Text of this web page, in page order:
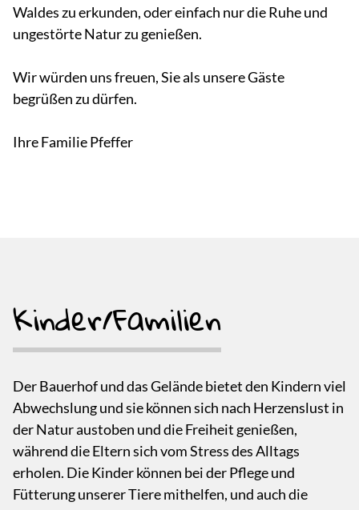
Waldes zu erkunden, oder einfach nur die Ruhe und
ungestörte Natur zu genießen.
Wir würden uns freuen, Sie als unsere Gäste
begrüßen zu dürfen.
Ihre Familie Pfeffer
Kinder/Familien
Der Bauerhof und das Gelände bietet den Kindern viel
Abwechslung und sie können sich nach Herzenslust in
der Natur austoben und die Freiheit genießen,
während die Eltern sich vom Stress des Alltags
erholen. Die Kinder können bei der Pflege und
Fütterung unserer Tiere mithelfen, und auch die